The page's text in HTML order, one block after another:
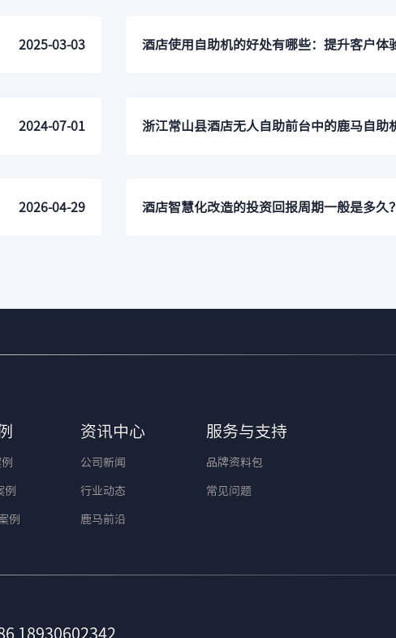
2025-03-03
2024-07-01
2026-04-29 酒店智慧化改造的投资回报周期一般是多久？
例
例
资讯中心
公司新闻
行业动态
鹿马前沿
服务与支持
品牌资料包
常见问题
18930602342